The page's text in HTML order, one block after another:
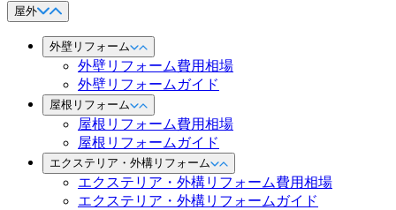
屋外
外壁リフォーム
外壁リフォーム費用相場
外壁リフォームガイド
屋根リフォーム
屋根リフォーム費用相場
屋根リフォームガイド
エクステリア・外構リフォーム
エクステリア・外構リフォーム費用相場
エクステリア・外構リフォームガイド